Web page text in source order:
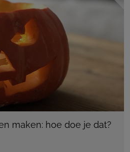
maken: hoe doe je dat?